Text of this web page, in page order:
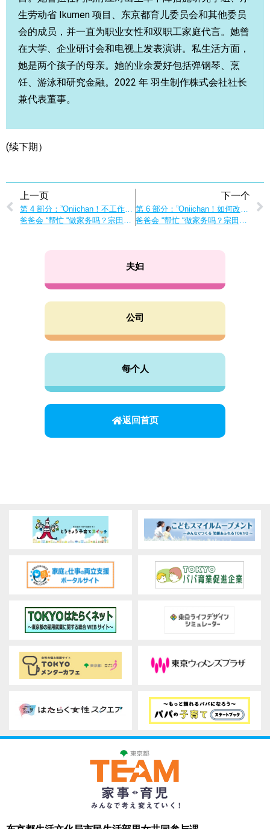
生劳动省 Ikumen 项目、东京都育儿委员会和其他委员
会的成员，并一直为职业女性和双职工家庭代言。她曾
在大学、企业研讨会和电视上发表演讲。私生活方面，
她是两个孩子的母亲。她的业余爱好包括弹钢琴、烹
饪、游泳和研究金融。2022 年 羽生制作株式会社社长
兼代表董事。
(续下期）
上一页
第 4 部分：”Oniichan！不工作、不做家务、不照顾孩子的男人是怪人吗？”
爸爸会 “帮忙 “做家务吗？宗田君寻找答案
下一个
第 6 部分：”Oniichan！如何改变’社会真空’？”
爸爸会 “帮忙 “做家务吗？宗田君寻找答案
夫妇
公司
每个人
返回首页